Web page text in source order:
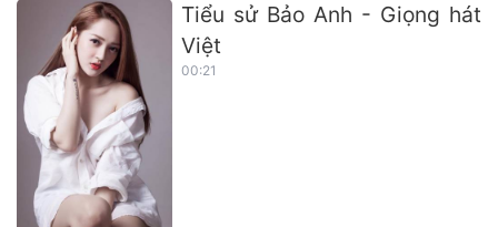
Tiểu sử Bảo Anh - Giọng hát
Việt
00:21